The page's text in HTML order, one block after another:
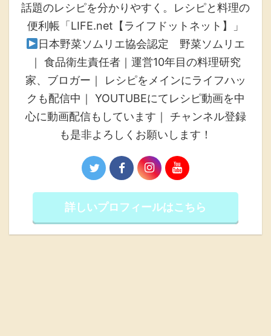
話題のレシピを分かりやすく。レシピと料理の
便利帳「LIFE.net【ライフドットネット】」
日本野菜ソムリエ協会認定 野菜ソムリエ
｜ 食品衛生責任者｜運営10年目の料理研究
家、ブロガー｜ レシピをメインにライフハッ
クも配信中｜ YOUTUBEにてレシピ動画を中
心に動画配信もしています｜ チャンネル登録
も是非よろしくお願いします！
詳しいプロフィールはこちら